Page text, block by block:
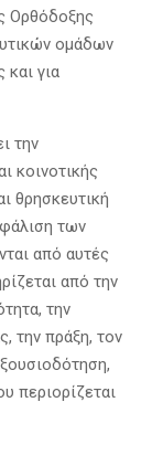
Ορθόδοξης
ομάδων
για
την
κοινοτικής
θρησκευτική
των
από αυτές
από την
την
την πράξη, τον
περιορίζεται